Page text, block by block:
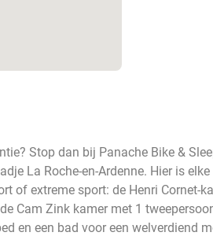
Stop dan bij Panache Bike &
La Roche-en-Ardenne. Hier is
of extreme sport: de Henri Cornet-
Cam Zink kamer met 1
en een bad voor een welverdiend